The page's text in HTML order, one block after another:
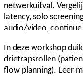
netwerkuitval.
latency, solo
audio/video,
In deze workshop
drietrapsrollen
flow planning). Leer